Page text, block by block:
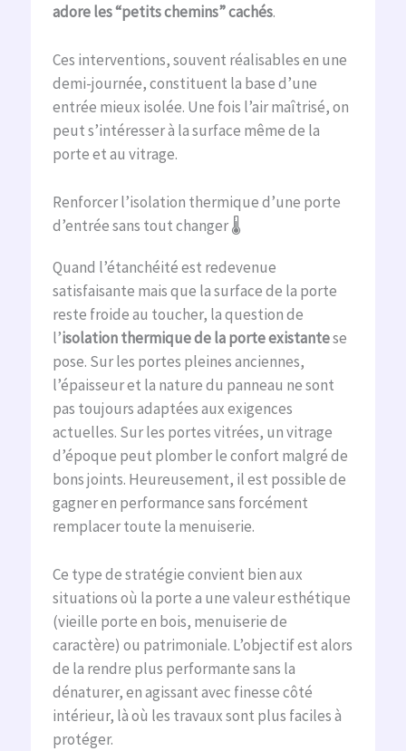
adore les “petits chemins” cachés.
Ces interventions, souvent réalisables en une
demi-journée, constituent la base d’une
entrée mieux isolée. Une fois l’air maîtrisé, on
peut s’intéresser à la surface même de la
porte et au vitrage.
Renforcer l’isolation thermique d’une porte
d’entrée sans tout changer 🌡️
Quand l’étanchéité est redevenue
satisfaisante mais que la surface de la porte
reste froide au toucher, la question de
l’isolation thermique de la porte existantese
pose. Sur les portes pleines anciennes,
l’épaisseur et la nature du panneau ne sont
pas toujours adaptées aux exigences
actuelles. Sur les portes vitrées, un vitrage
d’époque peut plomber le confort malgré de
bons joints. Heureusement, il est possible de
gagner en performance sans forcément
remplacer toute la menuiserie.
Ce type de stratégie convient bien aux
situations où la porte a une valeur esthétique
(vieille porte en bois, menuiserie de
caractère) ou patrimoniale. L’objectif est alors
de la rendre plus performante sans la
dénaturer, en agissant avec finesse côté
intérieur, là où les travaux sont plus faciles à
protéger.